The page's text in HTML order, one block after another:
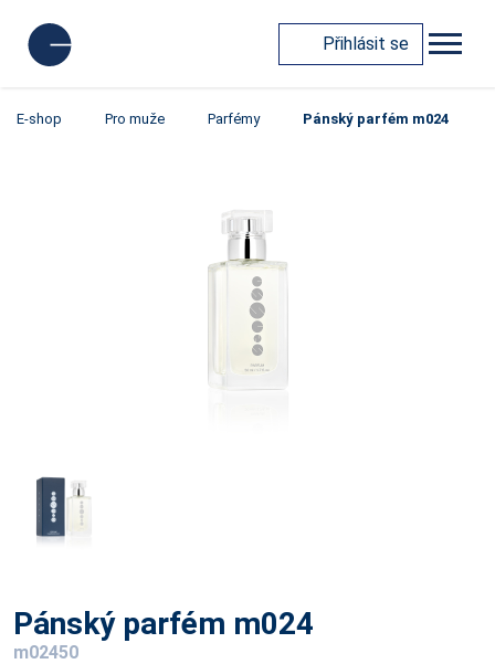
Přihlásit se
E-shop Pro muže Parfémy Pánský parfém m024
Pánský parfém m024
m02450